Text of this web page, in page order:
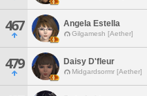
467 Angela Estella
Gilgamesh [Aether]
479 Daisy D'fleur
Midgardsormr [Aether]